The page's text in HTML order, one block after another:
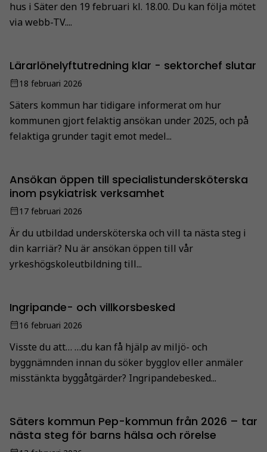
hus i Säter den 19 februari kl. 18.00. Du kan följa mötet
via webb-TV....
Lärarlönelyftutredning klar - sektorchef slutar
18 februari 2026
Säters kommun har tidigare informerat om hur
kommunen gjort felaktig ansökan under 2025, och på
felaktiga grunder tagit emot medel...
Ansökan öppen till specialistundersköterska
inom psykiatrisk verksamhet
17 februari 2026
Är du utbildad undersköterska och vill ta nästa steg i
din karriär? Nu är ansökan öppen till vår
yrkeshögskoleutbildning till...
Ingripande- och villkorsbesked
16 februari 2026
Visste du att… …du kan få hjälp av miljö- och
byggnämnden innan du söker bygglov eller anmäler
misstänkta byggåtgärder? Ingripandebesked...
Säters kommun Pep-kommun från 2026 – tar
nästa steg för barns hälsa och rörelse